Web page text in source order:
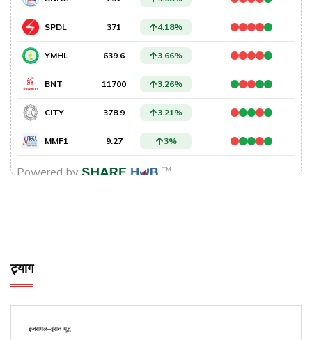
ट्याग
इजरायल–इरान युद्ध